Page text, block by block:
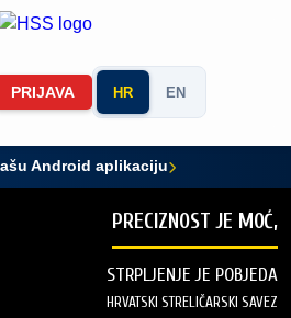
PRIJAVA HR EN
Android aplikaciju
PRECIZNOST JE MOĆ,
STRPLJENJE JE POBJEDA
HRVATSKI STRELIČARSKI SAVEZ